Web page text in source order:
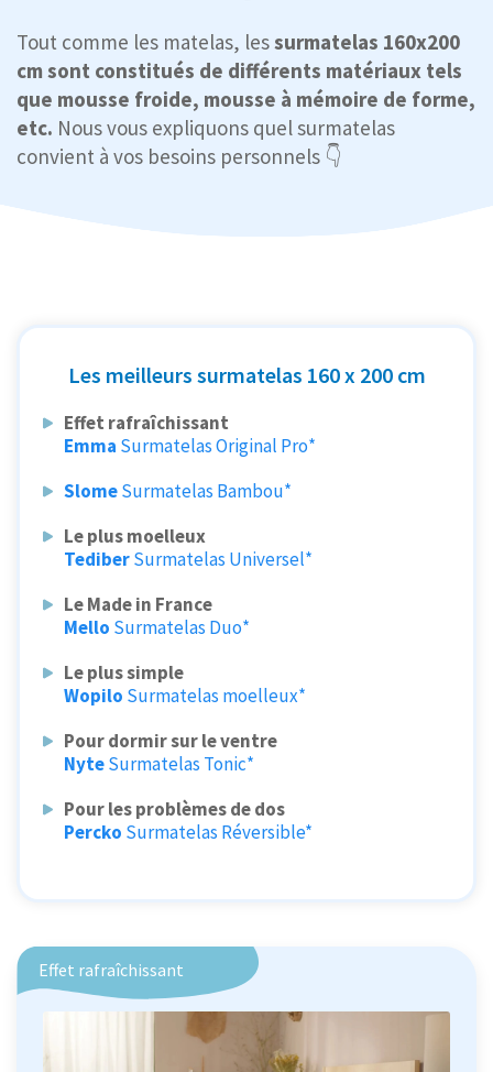
Tout comme les matelas, lessurmatelas 160x200
cm sont constitués de différents matériaux tels
que mousse froide, mousse à mémoire de forme,
etc. Nous vous expliquons quel surmatelas
convient à vos besoins personnels 👇
Les meilleurs surmatelas 160 x 200 cm
Effet rafraîchissant
Emma Surmatelas Original Pro*
SlomeSurmatelas Bambou*
Le plus moelleux
TediberSurmatelas Universel*
Le Made in France
Mello Surmatelas Duo*
Le plus simple
Wopilo Surmatelas moelleux*
Pour dormir sur le ventre
NyteSurmatelas Tonic*
Pour les problèmes de dos
Percko Surmatelas Réversible*
Effet rafraîchissant